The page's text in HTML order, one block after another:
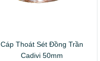
Cáp Thoát Sét Đồng Trần
Cadivi 50mm